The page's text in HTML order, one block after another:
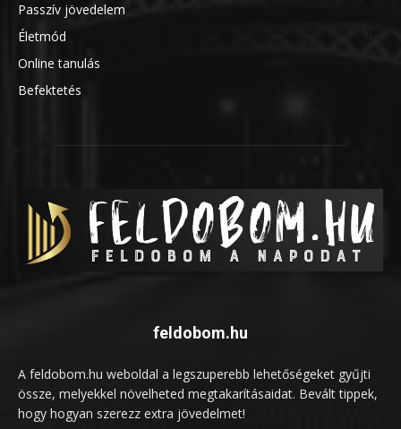
Passzív jövedelem
Életmód
Online tanulás
Befektetés
feldobom.hu
A feldobom.hu weboldal a legszuperebb lehetőségeket gyűjti
össze, melyekkel növelheted megtakarításaidat. Bevált tippek,
hogy hogyan szerezz extra jövedelmet!